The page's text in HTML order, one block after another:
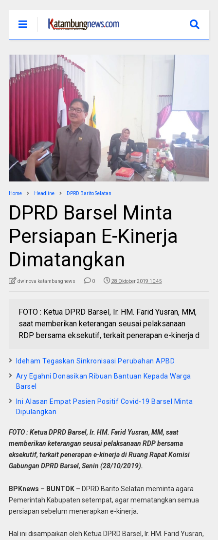
Home Headline DPRD Barito Selatan
DPRD Barsel Minta
Persiapan E-Kinerja
Dimatangkan
dwinova katambungnews 0 28 Oktober 2019 10:45
FOTO : Ketua DPRD Barsel, Ir. HM. Farid Yusran, MM,
saat memberikan keterangan seusai pelaksanaan
RDP bersama eksekutif, terkait penerapan e-kinerja d
Ideham Tegaskan Sinkronisasi Perubahan APBD
Ary Egahni Donasikan Ribuan Bantuan Kepada Warga
Barsel
Ini Alasan Empat Pasien Positif Covid-19 Barsel Minta
Dipulangkan
FOTO : Ketua DPRD Barsel, Ir. HM. Farid Yusran, MM, saat
memberikan keterangan seusai pelaksanaan RDP bersama
eksekutif, terkait penerapan e-kinerja di Ruang Rapat Komisi
Gabungan DPRD Barsel, Senin (28/10/2019).
BPKnews – BUNTOK – DPRD Barito Selatan meminta agara
Pemerintah Kabupaten setempat, agar mematangkan semua
persiapan sebelum menerapkan e-kinerja.
Hal ini disampaikan oleh Ketua DPRD Barsel, Ir. HM. Farid Yusran,